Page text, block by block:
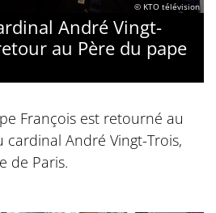
© KTO télévision
André Vingt-
au Père du pape
François est retourné au
cardinal André Vingt-Trois,
de Paris.